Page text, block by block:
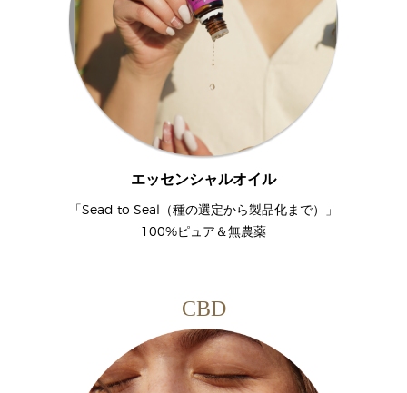
エッセンシャルオイル
「Sead to Seal（種の選定から製品化まで）」
100%ピュア＆無農薬
CBD